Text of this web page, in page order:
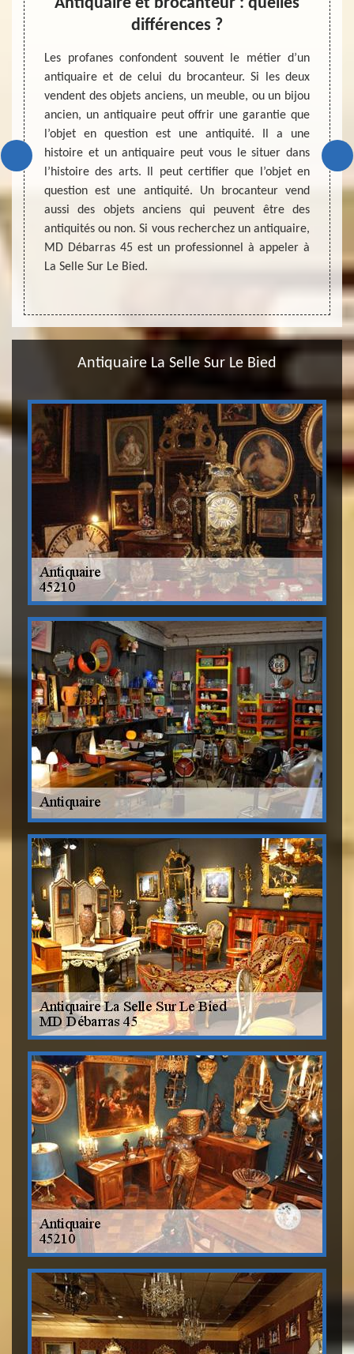
est
un
à
être
MD
si
vous
est
vous
différences ?
Les profanes confondent souvent le métier d’un
antiquaire et de celui du brocanteur. Si les deux
vendent des objets anciens, un meuble, ou un bijou
ancien, un antiquaire peut offrir une garantie que
l’objet en question est une antiquité. Il a une
histoire et un antiquaire peut vous le situer dans
l’histoire des arts. Il peut certifier que l’objet en
question est une antiquité. Un brocanteur vend
aussi des objets anciens qui peuvent être des
antiquités ou non. Si vous recherchez un antiquaire,
MD Débarras 45 est un professionnel à appeler à
La Selle Sur Le Bied.
votre
afin
votre
Antiquaire La Selle Sur Le Bied